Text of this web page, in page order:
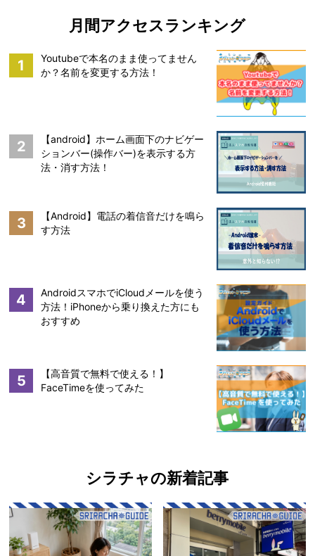
月間アクセスランキング
1
Youtubeで本名のまま使ってません
か？名前を変更する方法！
2
【android】ホーム画面下のナビゲー
ションバー(操作バー)を表示する方
法・消す方法！
3
【Android】電話の着信音だけを鳴ら
す方法
4
AndroidスマホでiCloudメールを使う
方法！iPhoneから乗り換えた方にも
おすすめ
5
【高音質で無料で使える！】
FaceTimeを使ってみた
シラチャの新着記事